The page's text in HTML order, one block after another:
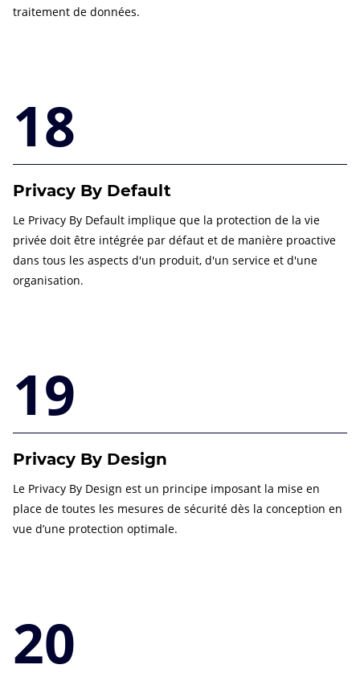
traitement de données.
18
Privacy By Default
Le Privacy By Default implique que la protection de la vie
privée doit être intégrée par défaut et de manière proactive
dans tous les aspects d'un produit, d'un service et d'une
organisation.
19
Privacy By Design
Le Privacy By Design est un principe imposant la mise en
place de toutes les mesures de sécurité dès la conception en
vue d’une protection optimale.
20